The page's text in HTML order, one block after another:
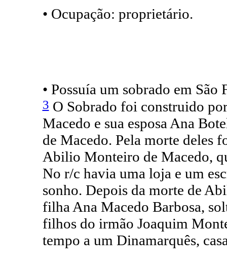
• Ocupação: proprietário.
• Possuía um sobrado em
3O Sobrado foi construido
Macedo e sua esposa Ana
de Macedo. Pela morte deles
Abilio Monteiro de Macedo,
No r/c havia uma loja e um
sonho. Depois da morte de
filha Ana Macedo Barbosa,
filhos do irmão Joaquim
tempo a um Dinamarquês,